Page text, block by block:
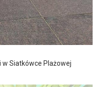
Siatkówce Plażowej